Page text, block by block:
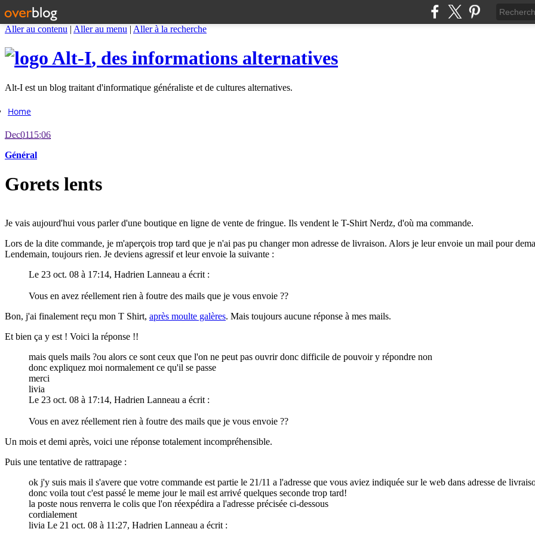
Aller au contenu | Aller au menu | Aller à la recherche
Alt-I, des informations alternatives
Alt-I est un blog traitant d'informatique généraliste et de cultures alternatives.
Home
Dec0115:06
Général
Gorets lents
Je vais aujourd'hui vous parler d'une boutique en ligne de vente de fringue. Ils vendent le T-Shirt Nerdz, d'où ma commande.
Lors de la dite commande, je m'aperçois trop tard que je n'ai pas pu changer mon adresse de livraison. Alors je leur envoie un mail pour
Lendemain, toujours rien. Je deviens agressif et leur envoie la suivante :
Le 23 oct. 08 à 17:14, Hadrien Lanneau a écrit :
Vous en avez réellement rien à foutre des mails que je vous envoie ??
Bon, j'ai finalement reçu mon T Shirt, après moulte galères. Mais toujours aucune réponse à mes mails.
Et bien ça y est ! Voici la réponse !!
mais quels mails ?ou alors ce sont ceux que l'on ne peut pas ouvrir donc difficile de pouvoir y répondre non
donc expliquez moi normalement ce qu'il se passe
merci
livia
Le 23 oct. 08 à 17:14, Hadrien Lanneau a écrit :
Vous en avez réellement rien à foutre des mails que je vous envoie ??
Un mois et demi après, voici une réponse totalement incompréhensible.
Puis une tentative de rattrapage :
ok j'y suis mais il s'avere que votre commande est partie le 21/11 a l'adresse que vous aviez indiquée sur le web dans adresse de
donc voila tout c'est passé le meme jour le mail est arrivé quelques seconde trop tard!
la poste nous renverra le colis que l'on réexpédira a l'adresse précisée ci-dessous
cordialement
livia Le 21 oct. 08 à 11:27, Hadrien Lanneau a écrit :